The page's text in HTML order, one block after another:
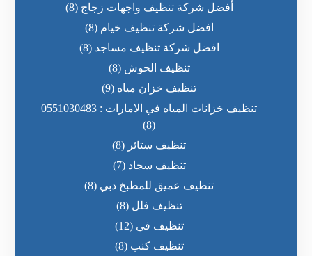
أفضل شركة تنظيف واجهات زجاج (8)
افضل شركة تنظيف خيام (8)
افضل شركة تنظيف مساجد (8)
تنظيف الحوش (8)
تنظيف خزان مياه (9)
تنظيف خزانات المياه في الامارات : 0551030483
(8)
تنظيف ستائر (8)
تنظيف سجاد (7)
تنظيف عميق للمطبخ دبي (8)
تنظيف فلل (8)
تنظيف في (12)
تنظيف كنب (8)